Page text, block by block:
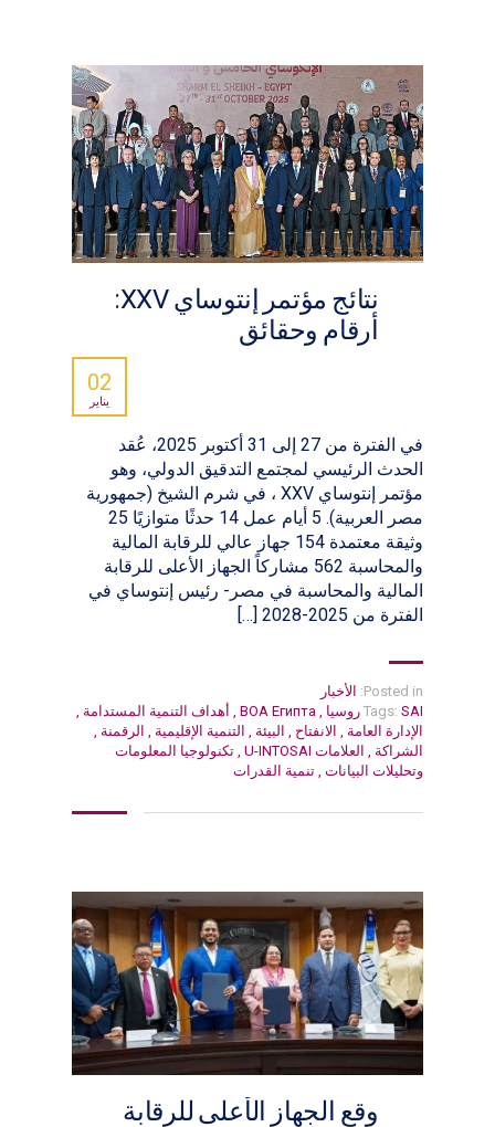
نتائج مؤتمر إنتوساي XXV:
أرقام وحقائق
02
يناير
في الفترة من 27 إلى 31 أكتوبر 2025، عُقد
الحدث الرئيسي لمجتمع التدقيق الدولي، وهو
مؤتمر إنتوساي XXV ، في شرم الشيخ (جمهورية
مصر العربية). 5 أيام عمل 14 حدثًا متوازيًا 25
وثيقة معتمدة 154 جهاز عالي للرقابة المالية
والمحاسبة 562 مشاركاً الجهاز الأعلى للرقابة
المالية والمحاسبة في مصر- رئيس إنتوساي في
الفترة من 2025-2028 […]
Posted in: الأخبار
Tags: SAI روسيا ВОА Египта أهداف التنمية المستدامة
الإدارة العامة
الانفتاح البيئة التنمية الإقليمية الرقمنة
الشراكة
العلامات U-INTOSAI
تكنولوجيا المعلومات
وتحليلات البيانات تنمية القدرات
وقع الجهاز الأعلى للرقابة